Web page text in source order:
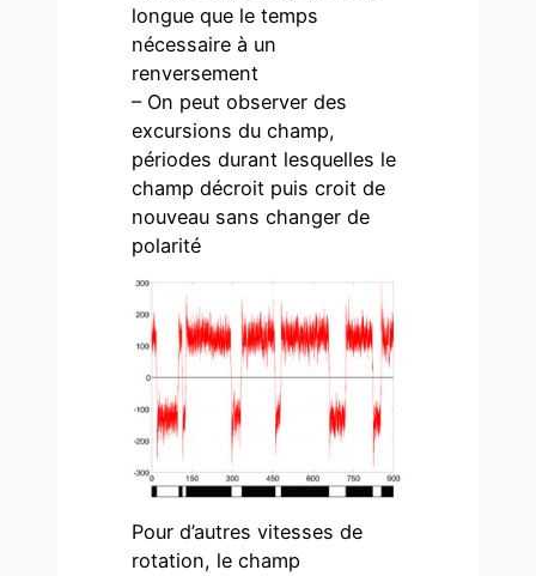
longue que le temps
nécessaire à un
renversement
– On peut observer des
excursions du champ,
périodes durant lesquelles le
champ décroit puis croit de
nouveau sans changer de
polarité
Pour d’autres vitesses de
rotation, le champ